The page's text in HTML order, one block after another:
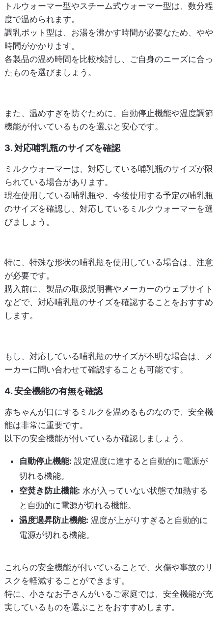
トルウォーマー型やスチーム式ウォーマー型は、数分程
度で温められます。
調乳ポット型は、お湯を沸かす時間が必要なため、やや
時間がかかります。
各製品の温め時間を比較検討し、ご自身のニーズに合っ
たものを選びましょう。
また、温めすぎを防ぐために、自動停止機能や温度調節
機能が付いているものを選ぶと安心です。
3. 対応哺乳瓶のサイズを確認
ミルクウォーマーは、対応している哺乳瓶のサイズが限
られている場合があります。
現在使用している哺乳瓶や、今後使用する予定の哺乳瓶
のサイズを確認し、対応しているミルクウォーマーを選
びましょう。
特に、特殊な形状の哺乳瓶を使用している場合は、注意
が必要です。
購入前に、製品の取扱説明書やメーカーのウェブサイト
などで、対応哺乳瓶のサイズを確認することをおすすめ
します。
もし、対応している哺乳瓶のサイズが不明な場合は、メ
ーカーに問い合わせて確認することも可能です。
4. 安全機能の有無を確認
赤ちゃんが口にするミルクを温めるものなので、安全機
能は非常に重要です。
以下の安全機能が付いているか確認しましょう。
自動停止機能: 設定温度に達すると自動的に電源が
切れる機能。
空焚き防止機能: 水が入っていない状態で加熱する
と自動的に電源が切れる機能。
温度過昇防止機能: 温度が上がりすぎると自動的に
電源が切れる機能。
これらの安全機能が付いていることで、火傷や事故のリ
スクを軽減することができます。
特に、小さなお子さんがいるご家庭では、安全機能が充
実しているものを選ぶことをおすすめします。